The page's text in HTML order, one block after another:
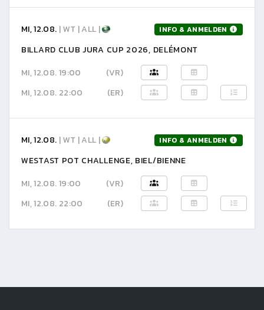
MI, 12.08. | WT | ALL | INFO & ANMELDEN
BILLARD CLUB JURA CUP 2026, DELÉMONT
MI, 12.08. 19:00
(VR)
MI, 12.08. 22:00
(ER)
MI, 12.08. | WT | ALL | INFO & ANMELDEN
WESTAST POT CHALLENGE, BIEL/BIENNE
MI, 12.08. 19:00
(VR)
MI, 12.08. 22:00
(ER)